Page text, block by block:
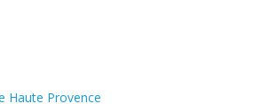
Haute Provence